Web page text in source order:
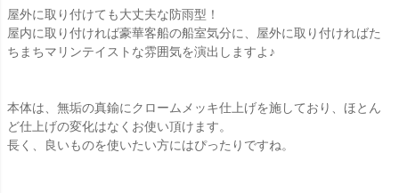
屋外に取り付けても大丈夫な防雨型！
屋内に取り付ければ豪華客船の船室気分に、屋外に取り付ければた
ちまちマリンテイストな雰囲気を演出しますよ♪
本体は、無垢の真鍮にクロームメッキ仕上げを施しており、ほとん
ど仕上げの変化はなくお使い頂けます。
長く、良いものを使いたい方にはぴったりですね。